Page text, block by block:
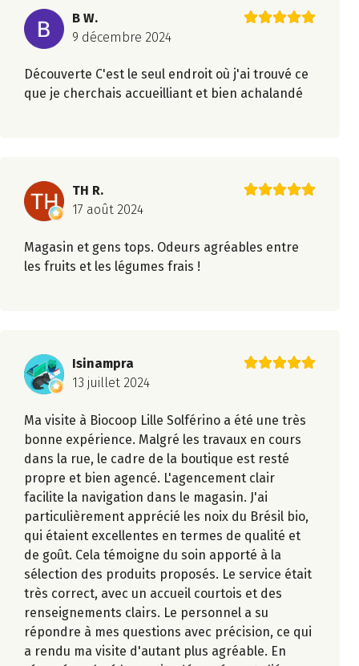
B W.
9 décembre 2024
Découverte C'est le seul endroit où j'ai trouvé ce
que je cherchais accueilliant et bien achalandé
TH R.
17 août 2024
Magasin et gens tops. Odeurs agréables entre
les fruits et les légumes frais !
Isinampra
13 juillet 2024
Ma visite à Biocoop Lille Solférino a été une très
bonne expérience. Malgré les travaux en cours
dans la rue, le cadre de la boutique est resté
propre et bien agencé. L'agencement clair
facilite la navigation dans le magasin. J'ai
particulièrement apprécié les noix du Brésil bio,
qui étaient excellentes en termes de qualité et
de goût. Cela témoigne du soin apporté à la
sélection des produits proposés. Le service était
très correct, avec un accueil courtois et des
renseignements clairs. Le personnel a su
répondre à mes questions avec précision, ce qui
a rendu ma visite d'autant plus agréable. En